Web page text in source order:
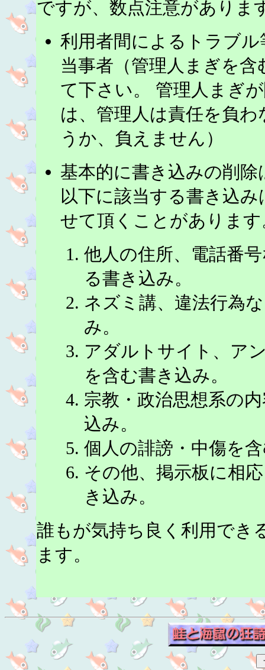
ですが、数点注意がありま
利用者間によるトラブ
当事者（管理人まぎを
て下さい。 管理人まぎ
は、管理人は責任を負
うか、負えません）
基本的に書き込みの削
以下に該当する書き込
せて頂くことがありま
他人の住所、電話番
る書き込み。
ネズミ講、違法行為
み。
アダルトサイト、ア
を含む書き込み。
宗教・政治思想系の
込み。
個人の誹謗・中傷を
その他、掲示板に相
き込み。
誰もが気持ち良く利用でき
ます。